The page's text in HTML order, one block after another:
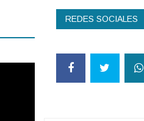
REDES SOCIALES